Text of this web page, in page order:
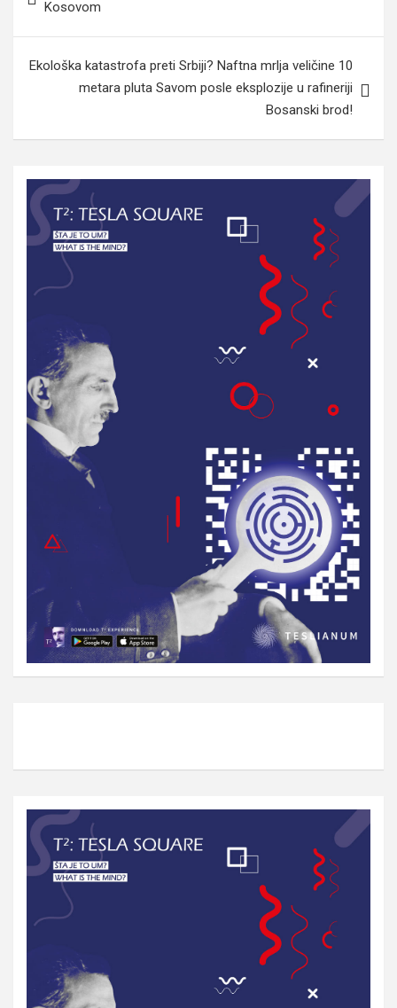
Kosovom
Ekološka katastrofa preti Srbiji? Naftna mrlja veličine 10
metara pluta Savom posle eksplozije u rafineriji
Bosanski brod!